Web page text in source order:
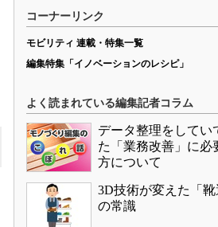
コーナーリンク
モビリティ 連載・特集一覧
編集特集「イノベーションのレシピ」
よく読まれている編集記者コラム
データ整理をしてい
た「業務改善」に必
方について
3D技術が変えた「靴
の常識